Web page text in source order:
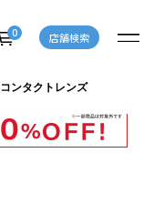
0 店舗検索
コンタクトレンズ